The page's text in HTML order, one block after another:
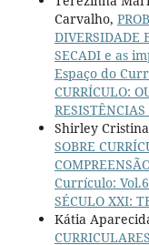
Carvalho,
DIVERSIDADE
SECADI e as
Espaço do
CURRÍCULO:
Shirley
SOBRE
Currículo: Vol.6
SÉCULO XXI:
Kátia